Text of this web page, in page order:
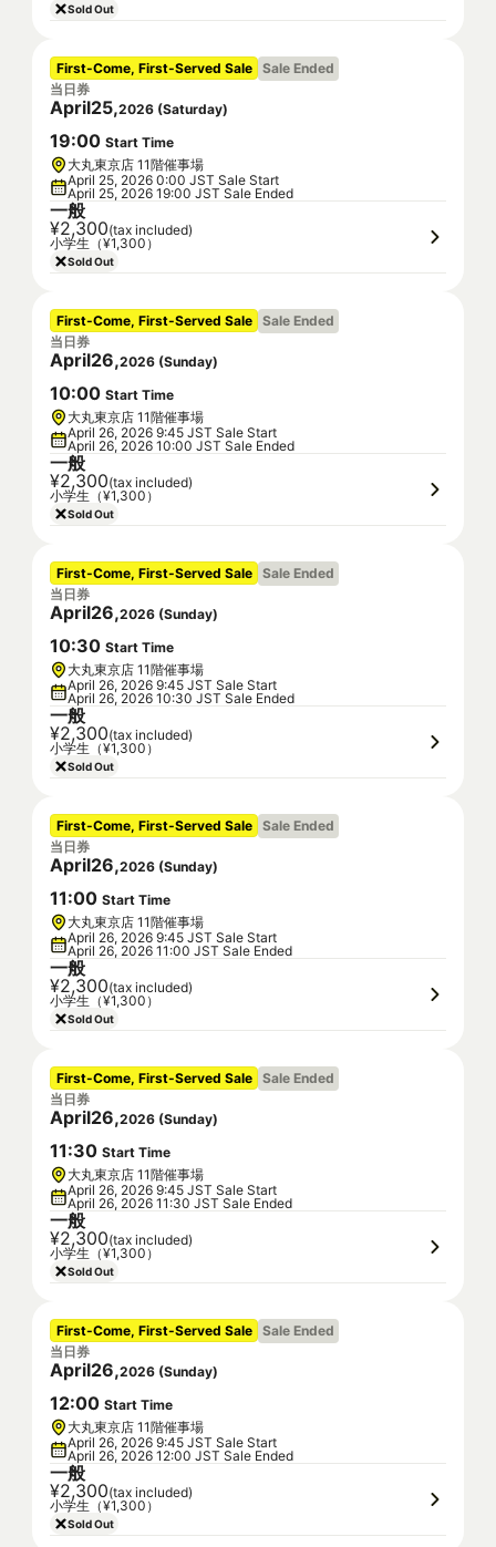
Sold Out
First-Come, First-Served Sale Sale Ended
当日券
April25,2026 (Saturday)
19:00 Start Time
大丸東京店 11階催事場
April 25, 2026 0:00 JST Sale Start
April 25, 2026 19:00 JST Sale Ended
一般
¥2,300(tax included)
小学生（¥1,300）
Sold Out
First-Come, First-Served Sale Sale Ended
当日券
April26,2026 (Sunday)
10:00 Start Time
大丸東京店 11階催事場
April 26, 2026 9:45 JST Sale Start
April 26, 2026 10:00 JST Sale Ended
一般
¥2,300(tax included)
小学生（¥1,300）
Sold Out
First-Come, First-Served Sale Sale Ended
当日券
April26,2026 (Sunday)
10:30 Start Time
大丸東京店 11階催事場
April 26, 2026 9:45 JST Sale Start
April 26, 2026 10:30 JST Sale Ended
一般
¥2,300(tax included)
小学生（¥1,300）
Sold Out
First-Come, First-Served Sale Sale Ended
当日券
April26,2026 (Sunday)
11:00 Start Time
大丸東京店 11階催事場
April 26, 2026 9:45 JST Sale Start
April 26, 2026 11:00 JST Sale Ended
一般
¥2,300(tax included)
小学生（¥1,300）
Sold Out
First-Come, First-Served Sale Sale Ended
当日券
April26,2026 (Sunday)
11:30 Start Time
大丸東京店 11階催事場
April 26, 2026 9:45 JST Sale Start
April 26, 2026 11:30 JST Sale Ended
一般
¥2,300(tax included)
小学生（¥1,300）
Sold Out
First-Come, First-Served Sale Sale Ended
当日券
April26,2026 (Sunday)
12:00 Start Time
大丸東京店 11階催事場
April 26, 2026 9:45 JST Sale Start
April 26, 2026 12:00 JST Sale Ended
一般
¥2,300(tax included)
小学生（¥1,300）
Sold Out